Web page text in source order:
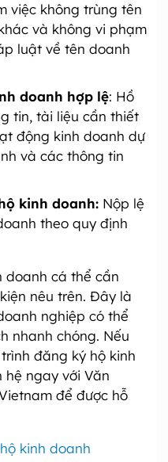
việc không trùng tên
và không vi phạm
luật về tên doanh
doanh hợp lệ: Hồ
tin, tài liệu cần thiết
động kinh doanh dự
và các thông tin
kinh doanh: Nộp lệ
theo quy định
doanh cá thể cần
nêu trên. Đây là
nghiệp có thể
nhanh chóng. Nếu
đăng ký hộ kinh
ngay với Văn
để được hỗ
kinh doanh